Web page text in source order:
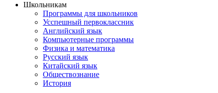
Школьникам
Программы для школьников
Усспешный первоклассник
Английский язык
Компьютерные программы
Физика и математика
Русский язык
Китайский язык
Обществознание
История